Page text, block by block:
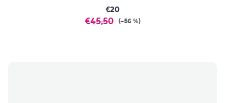
€20
€45,50 (–56 %)